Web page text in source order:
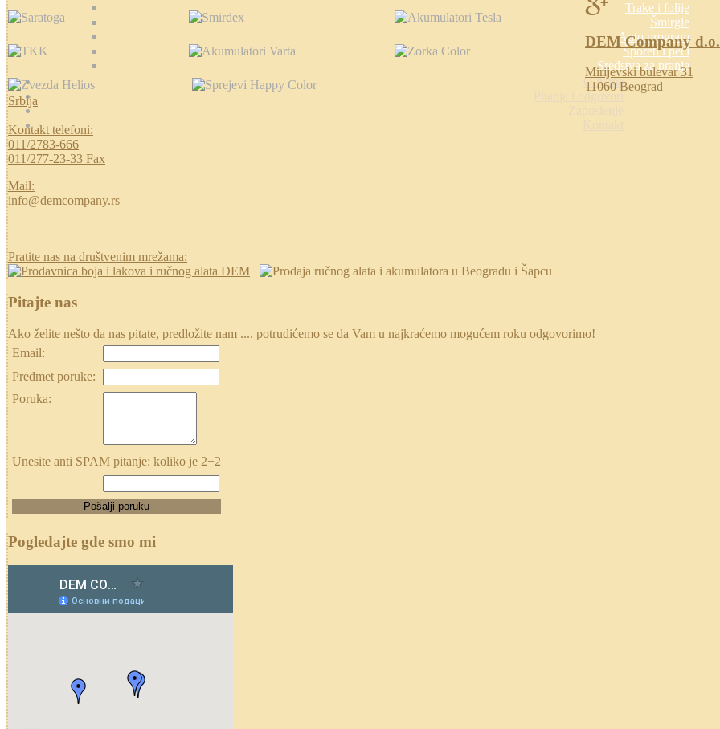
Trake i folije
Šmirgle
Auto program
Šporeti i peći
Sredstva za pranje
O nama
Pitanja i odgovori
DEM Company
Mirijevski bulevar 31
11060 Beograd
Srbija
Kontakt telefoni:
011/2783-666
011/277-23-33 Fax
Mail:
info@demcompany.rs
Pratite nas na društvenim mrežama:
Pitajte nas
Ako želite nešto da nas pitate, predložite nam .... potrudićemo se da Vam u najkraćemo mogućem roku odgovorimo!
Email:
Predmet poruke:
Poruka:
Unesite anti SPAM pitanje: koliko je 2+2
Pogledajte gde smo mi